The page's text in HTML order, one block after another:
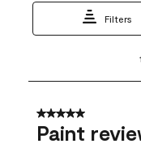
Filters
5
10
Reviews
1
5 out of 5 stars.
Paint